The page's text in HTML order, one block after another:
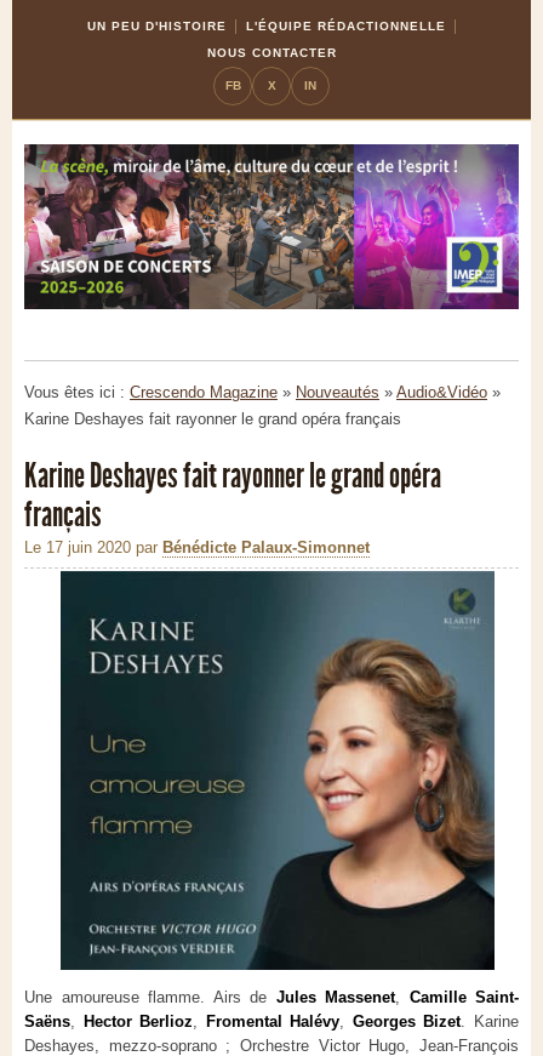
UN PEU D'HISTOIRE
L'ÉQUIPE RÉDACTIONNELLE
NOUS CONTACTER
FB X IN
Vous êtes ici : Crescendo Magazine » Nouveautés » Audio&Vidéo »
Karine Deshayes fait rayonner le grand opéra français
Karine Deshayes fait rayonner le grand opéra
français
Le 17 juin 2020 par Bénédicte Palaux-Simonnet
Une amoureuse flamme. Airs de Jules Massenet, Camille Saint-
Saëns
Hector Berlioz Fromental Halévy Georges Bizet. Karine
Deshayes, mezzo-soprano ; Orchestre Victor Hugo, Jean-François